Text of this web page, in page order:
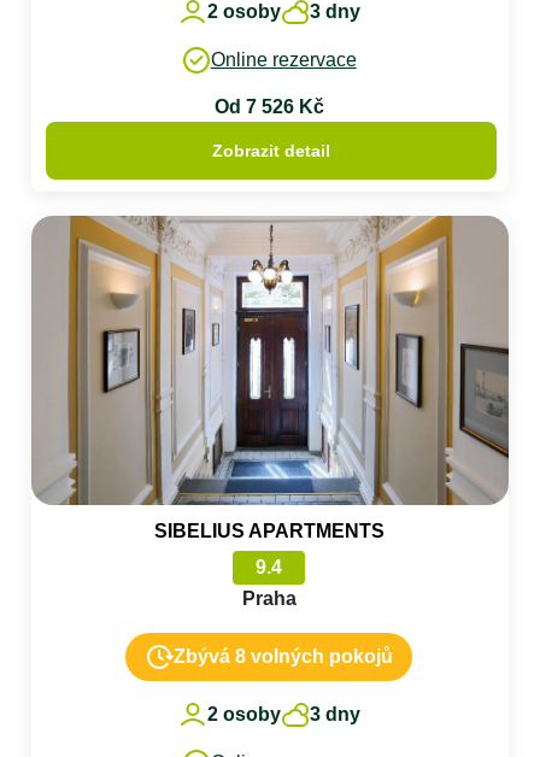
2 osoby 3 dny
Online rezervace
Od 7 526 Kč
Zobrazit detail
SIBELIUS APARTMENTS
9.4
Praha
Zbývá 8 volných pokojů
2 osoby 3 dny